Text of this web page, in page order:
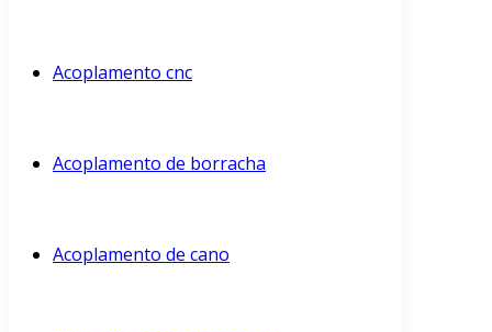
Acoplamento cnc
Acoplamento de borracha
Acoplamento de cano